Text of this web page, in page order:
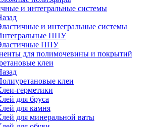
и интегральные системы
и интегральные системы
ППУ
ППУ
для полимочевины и покрытий
клеи
клеи
герметики
для бруса
для камня
для минеральной ваты